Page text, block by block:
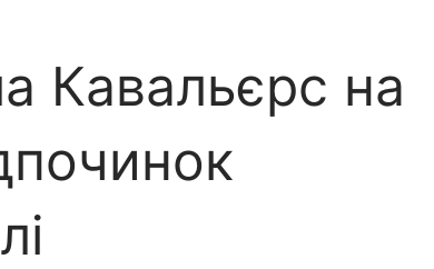
Кавальєрс на